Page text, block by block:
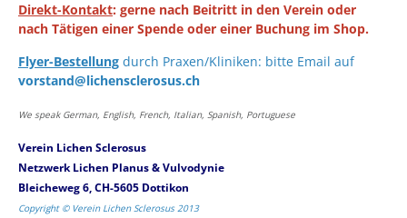
Direkt-Kontakt: gerne nach Beitritt in den Verein oder
nach Tätigen einer Spende oder einer Buchung im Shop.
Flyer-Bestellung durch Praxen/Kliniken: bitte Email auf
vorstand@lichensclerosus.ch
We speak German, English, French, Italian, Spanish, Portuguese
Verein Lichen Sclerosus
Netzwerk Lichen Planus & Vulvodynie
Bleicheweg 6, CH-5605 Dottikon
Copyright © Verein Lichen Sclerosus 2013